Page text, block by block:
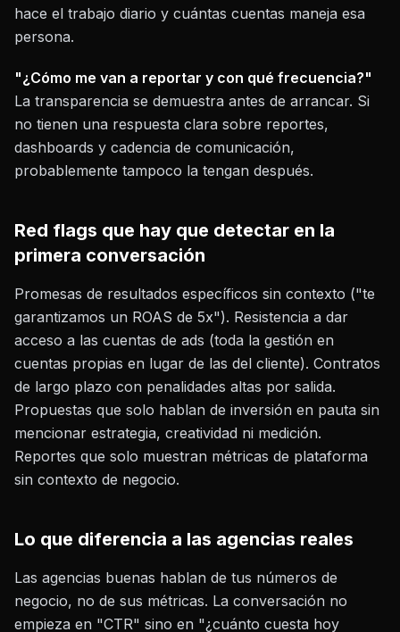
hace el trabajo diario y cuántas cuentas maneja esa
persona.
"¿Cómo me van a reportar y con qué frecuencia?"
La transparencia se demuestra antes de arrancar. Si
no tienen una respuesta clara sobre reportes,
dashboards y cadencia de comunicación,
probablemente tampoco la tengan después.
Red flags que hay que detectar en la
primera conversación
Promesas de resultados específicos sin contexto ("te
garantizamos un ROAS de 5x"). Resistencia a dar
acceso a las cuentas de ads (toda la gestión en
cuentas propias en lugar de las del cliente). Contratos
de largo plazo con penalidades altas por salida.
Propuestas que solo hablan de inversión en pauta sin
mencionar estrategia, creatividad ni medición.
Reportes que solo muestran métricas de plataforma
sin contexto de negocio.
Lo que diferencia a las agencias reales
Las agencias buenas hablan de tus números de
negocio, no de sus métricas. La conversación no
empieza en "CTR" sino en "¿cuánto cuesta hoy